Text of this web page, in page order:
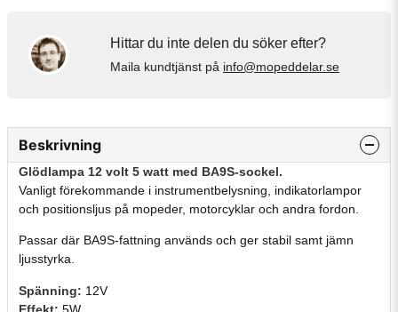
Hittar du inte delen du söker efter?
Maila kundtjänst på info@mopeddelar.se
Beskrivning
Glödlampa 12 volt 5 watt med BA9S-sockel.
Vanligt förekommande i instrumentbelysning, indikatorlampor
och positionsljus på mopeder, motorcyklar och andra fordon.
Passar där BA9S-fattning används och ger stabil samt jämn
ljusstyrka.
Spänning: 12V
Effekt: 5W